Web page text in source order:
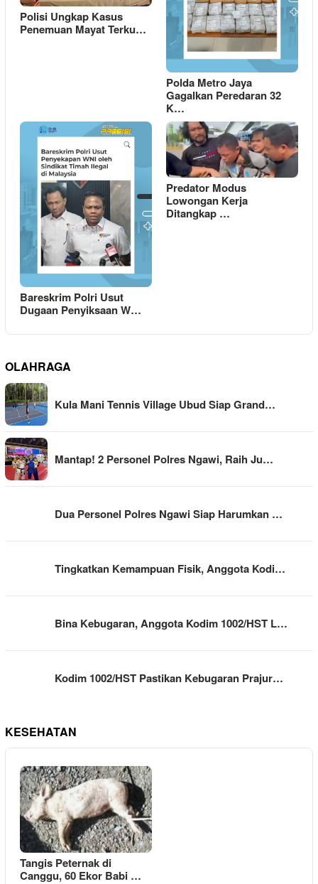
Polisi Ungkap Kasus
Penemuan Mayat Terku…
Polda Metro Jaya
Gagalkan Peredaran 32
K…
Bareskrim Polri Usut
Dugaan Penyiksaan W…
Predator Modus
Lowongan Kerja
Ditangkap …
OLAHRAGA
Kula Mani Tennis Village Ubud Siap Grand…
Mantap! 2 Personel Polres Ngawi, Raih Ju…
Dua Personel Polres Ngawi Siap Harumkan …
Tingkatkan Kemampuan Fisik, Anggota Kodi…
Bina Kebugaran, Anggota Kodim 1002/HST L…
Kodim 1002/HST Pastikan Kebugaran Prajur…
KESEHATAN
Tangis Peternak di
Canggu, 60 Ekor Babi …